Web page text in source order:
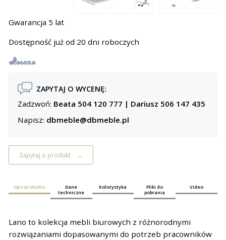
Gwarancja 5 lat
Dostępność już od 20 dni roboczych
ZAPYTAJ O WYCENĘ:
Zadzwoń: Beata 504 120 777 | Dariusz 506 147 435
Napisz: dbmeble@dbmeble.pl
Zapytaj o produkt
Opis produktu
Dane
techniczne
Kolorystyka
Pliki do
pobrania
Video
Lano to kolekcja mebli biurowych z różnorodnymi
rozwiązaniami dopasowanymi do potrzeb pracowników